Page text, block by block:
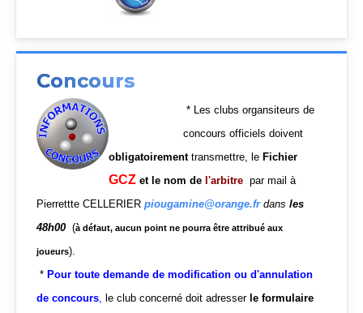
Concours
* Les clubs organsiteurs de
concours officiels doivent
obligatoirementtransmettre, le Fichier
GCZ et le nom de l'arbitre par mail à
Pierrettte CELLERIER piougamine@orange.frdans les
48h00 (à défaut, aucun point ne pourra être attribué aux
joueurs).
* Pour toute demande de modification ou d'annulation
de concours, le club concerné doit adresser le formulaire